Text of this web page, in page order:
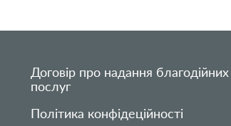
Договір про надання благодійних
послуг
Політика конфідеційності